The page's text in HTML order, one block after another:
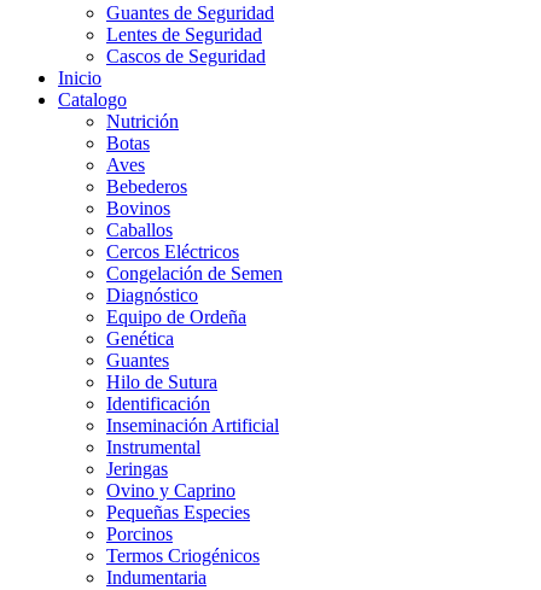
Guantes de Seguridad
Lentes de Seguridad
Cascos de Seguridad
Inicio
Catalogo
Nutrición
Botas
Aves
Bebederos
Bovinos
Caballos
Cercos Eléctricos
Congelación de Semen
Diagnóstico
Equipo de Ordeña
Genética
Guantes
Hilo de Sutura
Identificación
Inseminación Artificial
Instrumental
Jeringas
Ovino y Caprino
Pequeñas Especies
Porcinos
Termos Criogénicos
Indumentaria